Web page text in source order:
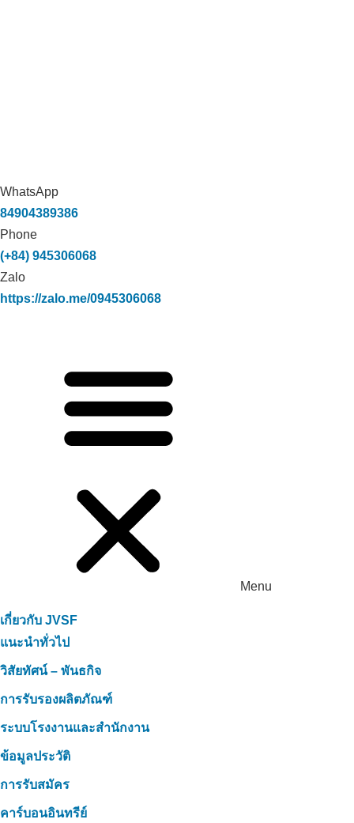
WhatsApp
84904389386
Phone
(+84) 945306068
Zalo
https://zalo.me/0945306068
Menu
เกี่ยวกับ JVSF
แนะนำทั่วไป
วิสัยทัศน์ – พันธกิจ
การรับรองผลิตภัณฑ์
ระบบโรงงานและสำนักงาน
ข้อมูลประวัติ
การรับสมัคร
คาร์บอนอินทรีย์